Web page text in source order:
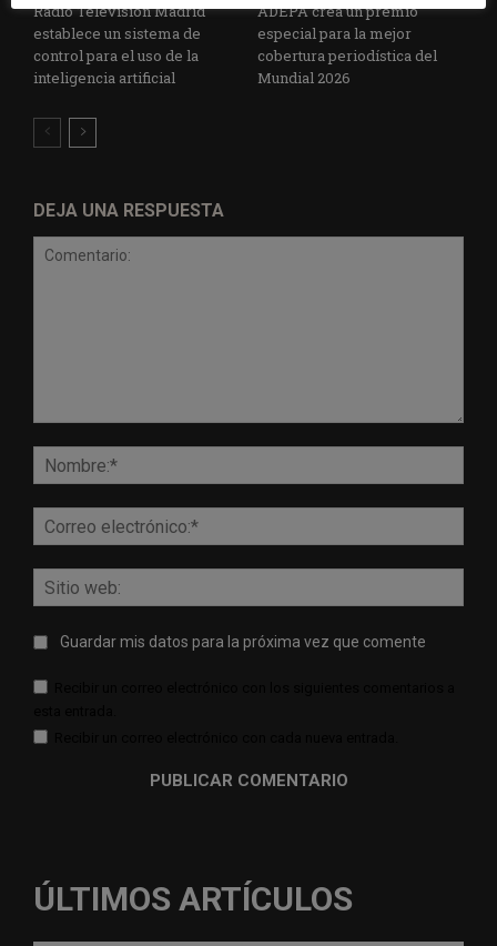
Radio Televisión Madrid
establece un sistema de
control para el uso de la
inteligencia artificial
ADEPA crea un premio
especial para la mejor
cobertura periodística del
Mundial 2026
DEJA UNA RESPUESTA
Guardar mis datos para la próxima vez que comente
ÚLTIMOS ARTÍCULOS